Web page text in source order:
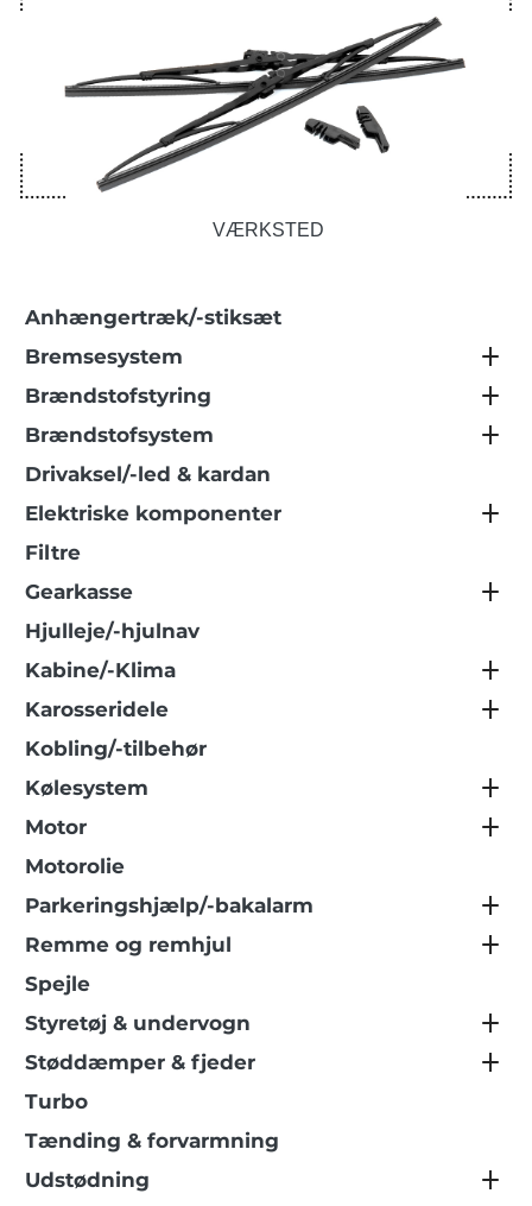
VÆRKSTED
Anhængertræk/-stiksæt
Bremsesystem
Brændstofstyring
Brændstofsystem
Drivaksel/-led & kardan
Elektriske komponenter
Filtre
Gearkasse
Hjulleje/-hjulnav
Kabine/-Klima
Karosseridele
Kobling/-tilbehør
Kølesystem
Motor
Motorolie
Parkeringshjælp/-bakalarm
Remme og remhjul
Spejle
Styretøj & undervogn
Støddæmper & fjeder
Turbo
Tænding & forvarmning
Udstødning